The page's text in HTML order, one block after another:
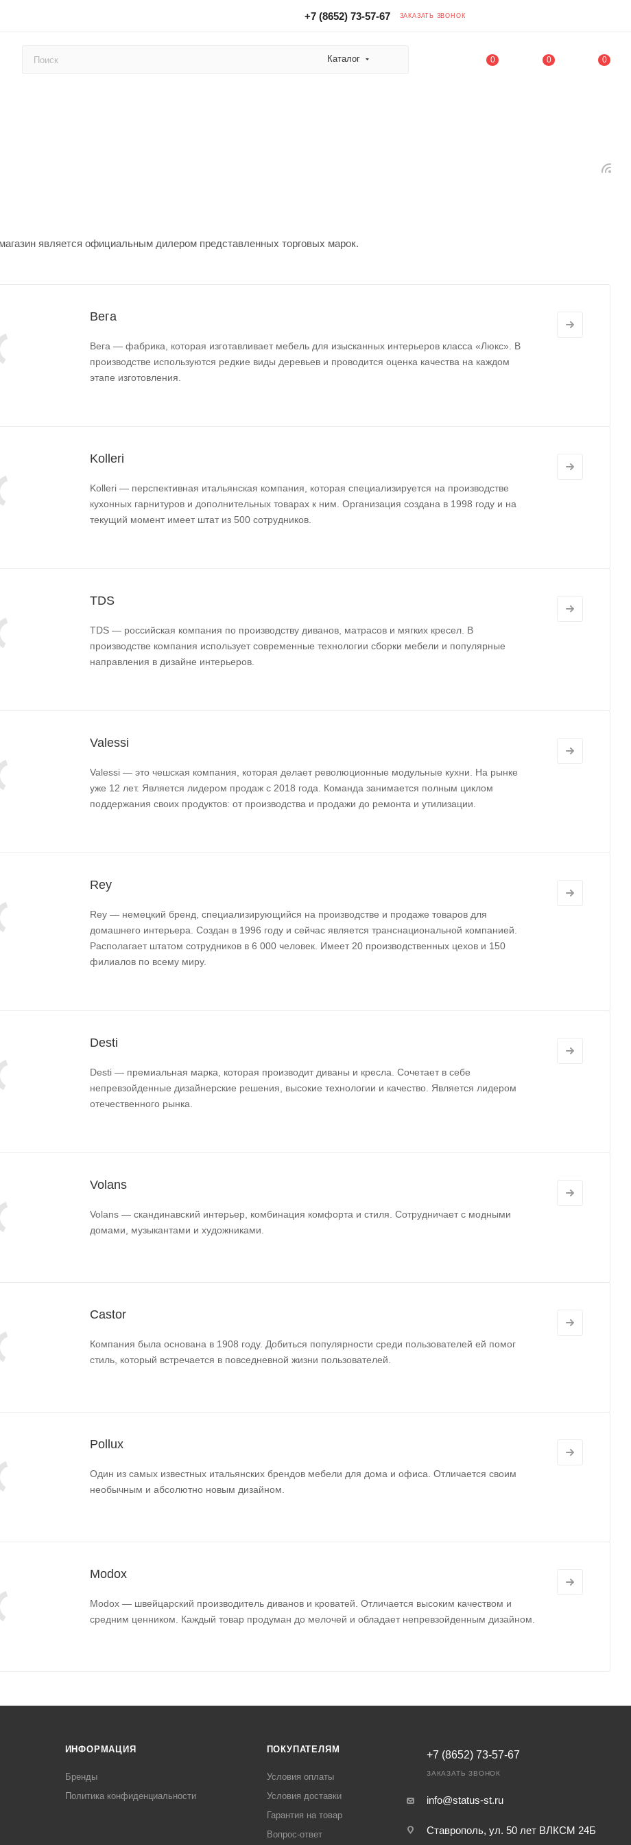
+7 (8652) 73-57-67 ЗАКАЗАТЬ ЗВОНОК
Каталог 0 0 0
является официальным дилером представленных торговых марок.
Вега
Вега — фабрика, которая изготавливает мебель для изысканных интерьеров класса «Люкс». В
производстве используются редкие виды деревьев и проводится оценка качества на каждом
этапе изготовления.
Kolleri
Kolleri — перспективная итальянская компания, которая специализируется на производстве
кухонных гарнитуров и дополнительных товарах к ним. Организация создана в 1998 году и на
текущий момент имеет штат из 500 сотрудников.
TDS
TDS — российская компания по производству диванов, матрасов и мягких кресел. В
производстве компания использует современные технологии сборки мебели и популярные
направления в дизайне интерьеров.
Valessi
Valessi — это чешская компания, которая делает революционные модульные кухни. На рынке
уже 12 лет. Является лидером продаж с 2018 года. Команда занимается полным циклом
поддержания своих продуктов: от производства и продажи до ремонта и утилизации.
Rey
Rey — немецкий бренд, специализирующийся на производстве и продаже товаров для
домашнего интерьера. Создан в 1996 году и сейчас является транснациональной компанией.
Располагает штатом сотрудников в 6 000 человек. Имеет 20 производственных цехов и 150
филиалов по всему миру.
Desti
Desti — премиальная марка, которая производит диваны и кресла. Сочетает в себе
непревзойденные дизайнерские решения, высокие технологии и качество. Является лидером
отечественного рынка.
Volans
Volans — скандинавский интерьер, комбинация комфорта и стиля. Сотрудничает с модными
домами, музыкантами и художниками.
Castor
Компания была основана в 1908 году. Добиться популярности среди пользователей ей помог
стиль, который встречается в повседневной жизни пользователей.
Pollux
Один из самых известных итальянских брендов мебели для дома и офиса. Отличается своим
необычным и абсолютно новым дизайном.
Modox
Modox — швейцарский производитель диванов и кроватей. Отличается высоким качеством и
средним ценником. Каждый товар продуман до мелочей и обладает непревзойденным дизайном.
ИНФОРМАЦИЯ
Бренды
Политика конфиденциальности
ПОКУПАТЕЛЯМ
Условия оплаты
Условия доставки
Гарантия на товар
Вопрос-ответ
+7 (8652) 73-57-67
ЗАКАЗАТЬ ЗВОНОК
info@status-st.ru
Ставрополь, ул. 50 лет ВЛКСМ 24Б